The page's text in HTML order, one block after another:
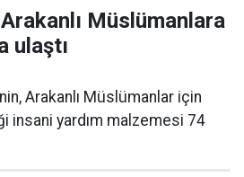
Müslümanlara
ulaştı
Arakanlı Müslümanlar için
insani yardım malzemesi 74